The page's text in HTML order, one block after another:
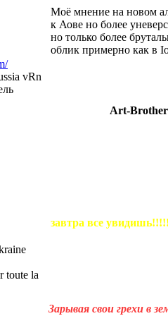
vRn
Моё мнение на новом
к Аове но более
но только более
облик примерно как в
Art-
toute la
завтра все
Зарывая свои грехи в